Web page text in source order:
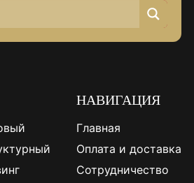
НАВИГАЦИЯ
Главная
Оплата и доставка
Сотрудничество